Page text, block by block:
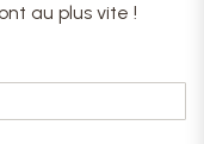
au plus vite !